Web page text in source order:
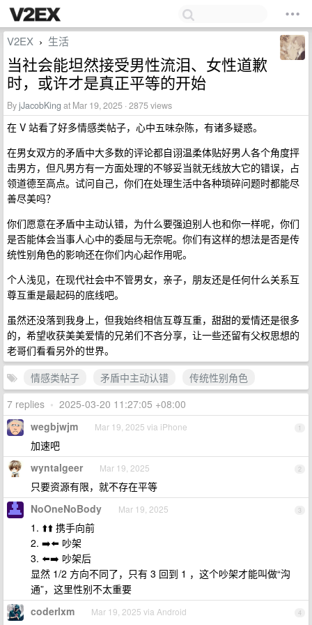
V2EX › 生活
当社会能坦然接受男性流泪、女性道歉
时，或许才是真正平等的开始
ByjJacobKing at Mar 19, 2025 · 2875 views
在 V 站看了好多情感类帖子，心中五味杂陈，有诸多疑惑。
在男女双方的矛盾中大多数的评论都自诩温柔体贴好男人各个角度抨
击男方，但凡男方有一方面处理的不够妥当就无线放大它的错误，占
领道德至高点。试问自己，你们在处理生活中各种琐碎问题时都能尽
善尽美吗？
你们愿意在矛盾中主动认错，为什么要强迫别人也和你一样呢，你们
是否能体会当事人心中的委屈与无奈呢。你们有这样的想法是否是传
统性别角色的影响还在你们内心起作用呢。
个人浅见，在现代社会中不管男女，亲子，朋友还是任何什么关系互
尊互重是最起码的底线吧。
虽然还没落到我身上，但我始终相信互尊互重，甜甜的爱情还是很多
的，希望收获美美爱情的兄弟们不吝分享，让一些还留有父权思想的
老哥们看看另外的世界。
情感类帖子
矛盾中主动认错
传统性别角色
7 replies • 2025-03-20 11:27:05 +08:00
1
wegbjwjm Mar 19, 2025 via iPhone
加速吧
2
wyntalgeer Mar 19, 2025
只要资源有限，就不存在平等
3
NoOneNoBody Mar 19, 2025
1. ⬆️⬆️ 携手向前
2. ➡️⬅️ 吵架
3. ⬅️➡️ 吵架后
显然 1/2 方向不同了，只有 3 回到 1 ，这个吵架才能叫做“沟
通”，这里性别不太重要
4
coderlxm Mar 19, 2025 via Android